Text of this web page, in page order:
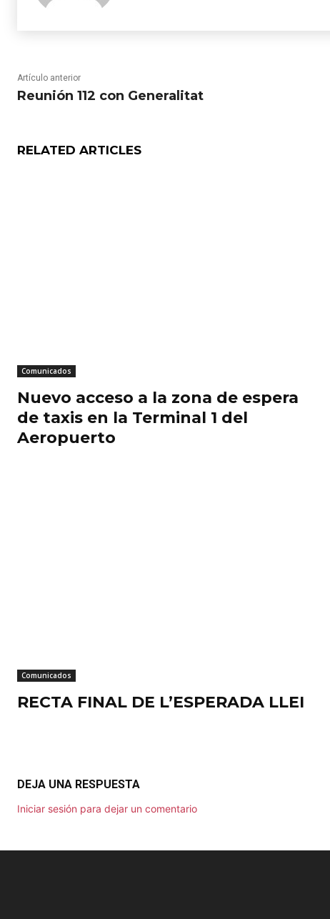
Artículo anterior
Reunión 112 con Generalitat
RELATED ARTICLES
Comunicados
Nuevo acceso a la zona de espera
de taxis en la Terminal 1 del
Aeropuerto
Comunicados
RECTA FINAL DE L’ESPERADA LLEI
DEJA UNA RESPUESTA
Iniciar sesión para dejar un comentario